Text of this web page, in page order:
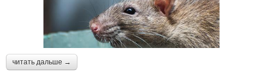
читать дальше →